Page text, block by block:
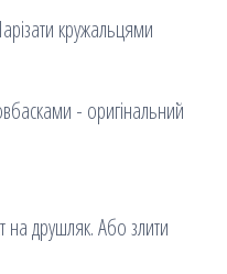
кружальцями
на друшляк. Або злити